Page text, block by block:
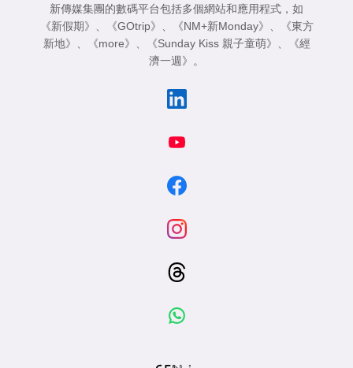
新傳媒集團的數碼平台包括多個網站和應用程式，如
《新假期》 、 《GOtrip》 、 《NM+新Monday》 、
《東方
新地》 、 《more》 、 《Sunday Kiss 親子童萌》 、
《經
濟一週》 。